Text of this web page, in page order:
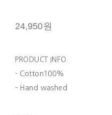
24,950원
PRODUCT INFO
- Cotton100%
- Hand washed